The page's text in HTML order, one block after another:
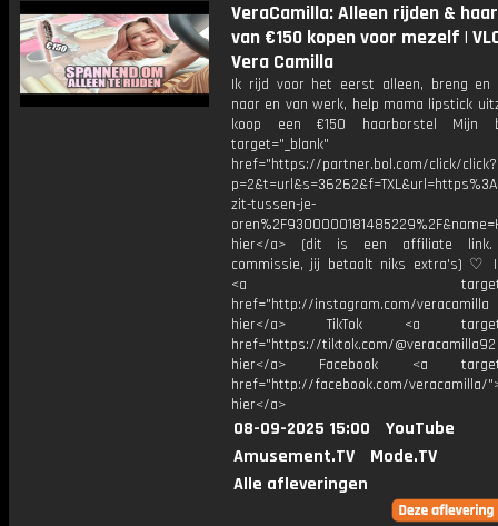
VeraCamilla: Alleen rijden &
van €150 kopen voor mezelf |
Vera Camilla
Ik rijd voor het eerst alleen, breng
naar en van werk, help mama lipstick
koop een €150 haarborstel Mijn
target="_blank"
href="https://partner.bol.com/click/click?
zit-tussen-je-
hier</a> (dit is een affiliate
commissie, jij betaalt niks extra's) ♡
<a
href="http://instagram.com/
hier</a> TikTok <a
href="https://tiktok.com/
hier</a> Facebook <a
href="http://facebook.com/veracamilla/
hier</a>
08-09-2025 15:00
YouTube
Amusement.TV
Mode.TV
Alle afleveringen